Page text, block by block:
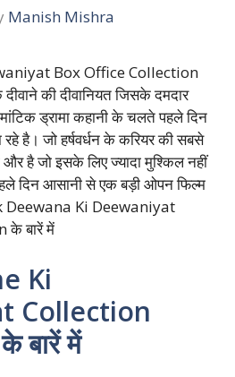
Manish Mishra
Box Office Collection
की दीवानियत जिसके दमदार
ड्रामा कहानी के चलते पहले दिन
है। जो हर्षवर्धन के करियर की सबसे
है जो इसके लिए ज्यादा मुश्किल नहीं
दिन आसानी से एक बड़ी ओपन फिल्म
Deewana Ki Deewaniyat
बारें में
Ki
Collection
बारें में